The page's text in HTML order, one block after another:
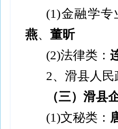
(1)金融学专
燕、 董昕
(2)法律类：
2、滑县人民
（三）滑县
(1)文秘类：